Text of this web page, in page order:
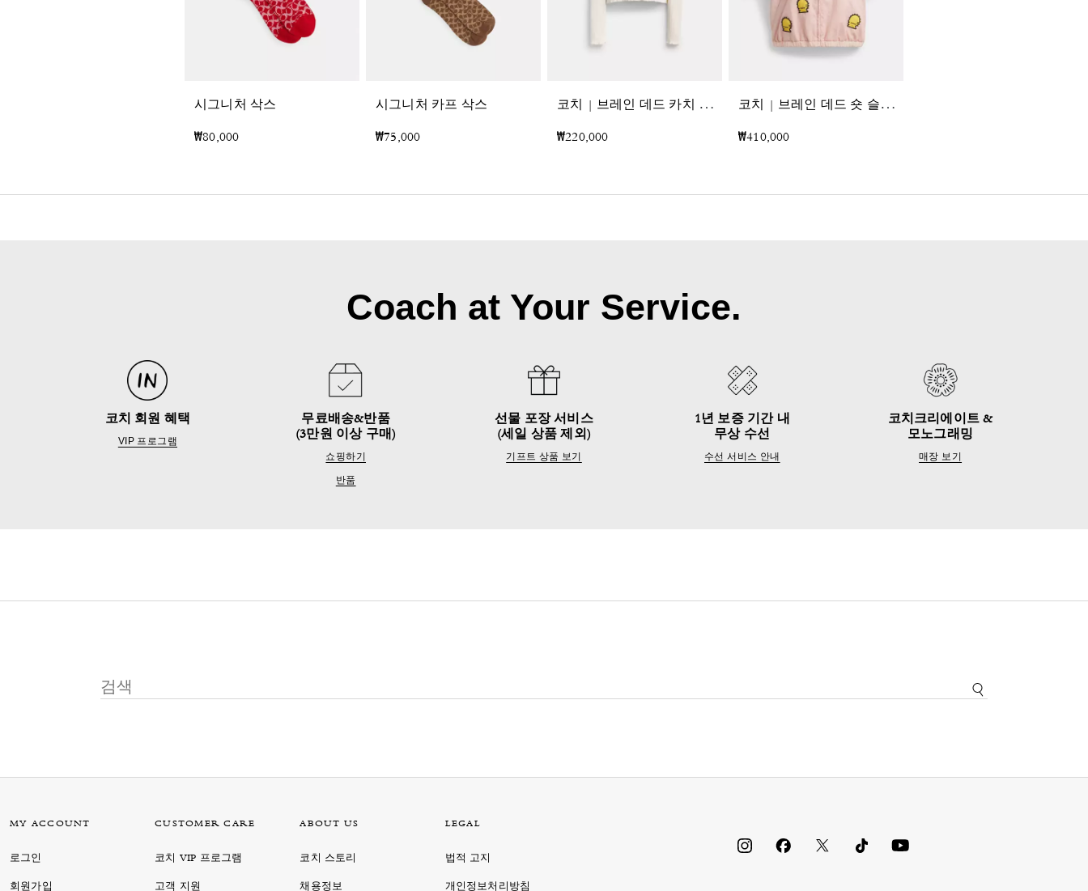
시그니처 삭스
₩80,000
시그니처 카프 삭스
₩75,000
코
치 | 브레인 데드 카치 마우스 그래픽 롱 슬리브 포인텔 탑
₩220,000
코
치 | 브레인 데드 숏 슬리브 윈드브레이커
₩410,000
Coach at Your Service.
코치 회원 혜택
VIP 프로그램
무료배송&반품
(3만원 이상 구매)
쇼핑하기
반품
선물 포장 서비스
(세일 상품 제외)
기프트 상품 보기
1년 보증 기간 내
무상 수선
수선 서비스 안내
코치크리에이트 &
모노그래밍
매장 보기
MY ACCOUNT
로그인
회원가입
CUSTOMER CARE
코치 VIP 프로그램
고객 지원
ABOUT US
코치 스토리
채용정보
LEGAL
법적 고지
개인정보처리방침